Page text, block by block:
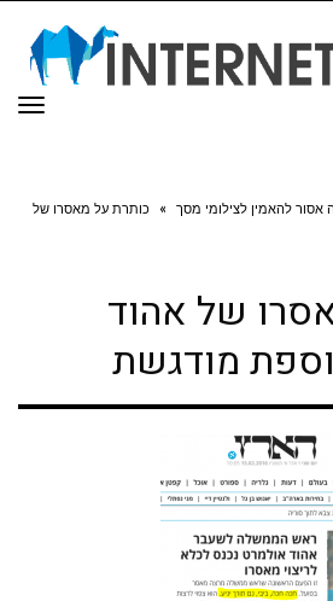
אסור להאמין לצילומי מסך » כותרת על מאסרו של
של אהוד
מודגשת